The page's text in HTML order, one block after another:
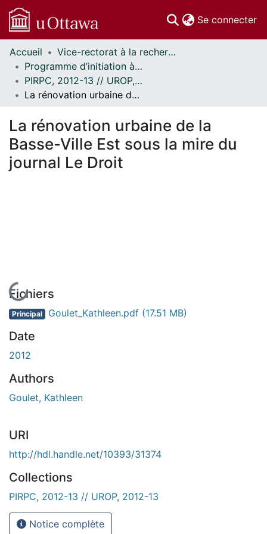
Se connecter
Communautés
et collections
Parcourir
Statistiques
À propos
Accueil
Vice-rectorat à la recherche // Office of the V-P, Research
Programme d’initiation à la recherche au premier cycle (PIRPC) // Undergraduate Research Opportunity Program (UROP)
PIRPC, 2012-13 // UROP, 2012-13
La rénovation urbaine de la Basse-Ville Est sous la mire du journal Le Droit
La rénovation urbaine de la
Basse-Ville Est sous la mire du
journal Le Droit
En cours de chargement...
Fichiers
Principal Goulet_Kathleen.pdf (17.51 MB)
Date
2012
Authors
Goulet, Kathleen
URI
http://hdl.handle.net/10393/31374
Collections
PIRPC, 2012-13 // UROP, 2012-13
Notice complète